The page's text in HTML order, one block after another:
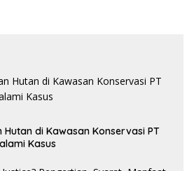
di Kawasan Konservasi PT
Kasus